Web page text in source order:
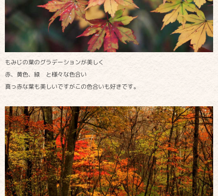
もみじの葉のグラデーションが美しく
赤、黄色、緑 と様々な色合い
真っ赤な葉も美しいですがこの色合いも好きです。